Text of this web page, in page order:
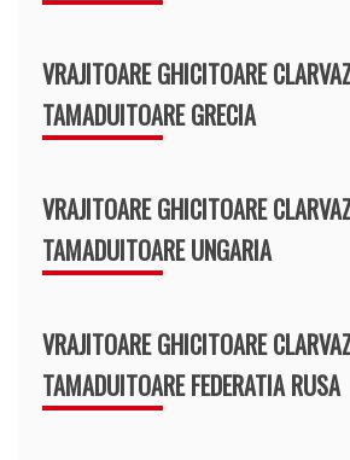
VRAJITOARE GHICITOARE
TAMADUITOARE GRECIA
VRAJITOARE GHICITOARE
TAMADUITOARE UNGARIA
VRAJITOARE GHICITOARE
TAMADUITOARE FEDERATIA RUSA